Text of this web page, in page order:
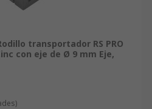
transportador RS PRO
con eje de Ø 9 mm Eje,